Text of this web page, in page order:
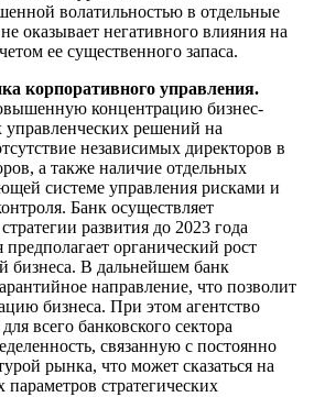
волатильностью в отдельные
оказывает негативного влияния на
ее существенного запаса.
корпоративного управления.
концентрацию бизнес-
решений на
независимых директоров в
а также наличие отдельных
системе управления рисками и
Банк осуществляет
развития до 2023 года
органический рост
бизнеса. В дальнейшем банк
направление, что позволит
бизнеса. При этом агентство
всего банковского сектора
связанную с постоянно
рынка, что может сказаться на
стратегических